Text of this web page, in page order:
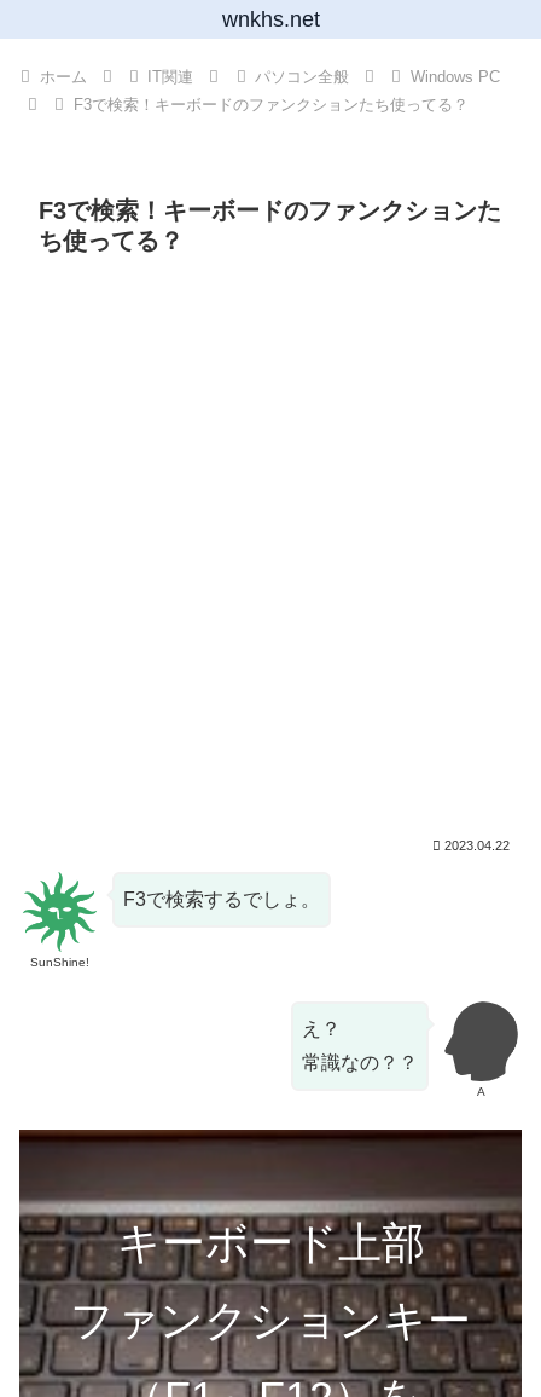
wnkhs.net
ホーム IT関連 パソコン全般
Windows PC
F3で検索！キーボードのファンクションたち使ってる？
F3で検索！キーボードのファンクションた
ち使ってる？
2023.04.22
SunShine!
F3で検索するでしょ。
A
え？
常識なの？？
キーボード上部
ファンクションキー